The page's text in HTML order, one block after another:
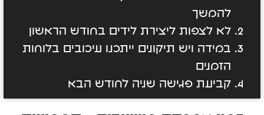
להמשך
לא לצפות ליצירת לידים בחודש הראשון
במידה ויש תיקונים ייתכנו עיכובים בלוחות
הזמנים
קביעת פגישה שניה לחודש הבא